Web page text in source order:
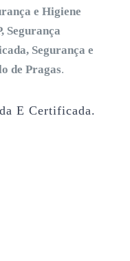
e Higiene
Segurança
Segurança e
de Pragas.
E Certificada.